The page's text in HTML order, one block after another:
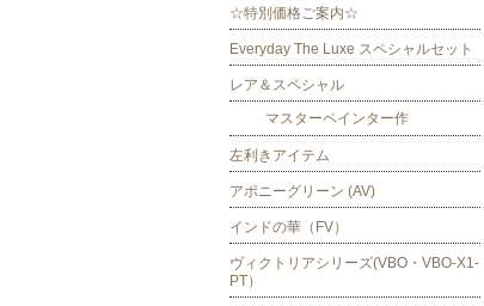
☆特別価格ご案内☆
Everyday The Luxe スペシャルセット
レア＆スペシャル
マスターペインター作
左利きアイテム
アポニーグリーン (AV)
インドの華（FV）
ヴィクトリアシリーズ(VBO・VBO-X1-
PT）